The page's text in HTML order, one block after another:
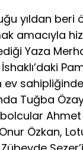
yıldan
amacıyla
Yaza
ev
Tuğba
Ahmet
Özkan,